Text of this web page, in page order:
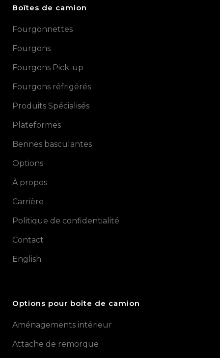
Boîtes de camion
Fourgonnettes
Fourgons
Fourgons Pick-up
Fourgons réfrigérés
Produits Spécialisés
Plateformes
Bennes basculantes
Options
À propos
Carrière
Politique de confidentialité
Contact
English
Options pour boîte de camion
Aménagements intérieur
Attache de remorque